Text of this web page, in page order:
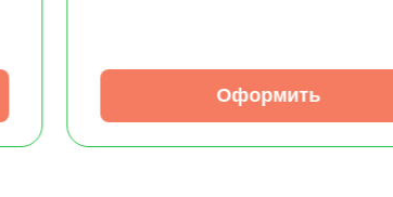
Оформить